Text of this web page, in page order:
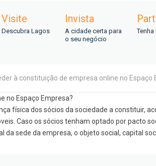
Visite
Descubra Lagos
Invista
A cidade certa para
o seu negócio
à constituição de empresa online no Espaço
no Espaço Empresa?
física dos sócios da sociedade a constituir,
Caso os sócios tenham optado por pacto
sede da empresa, o objeto social, capital